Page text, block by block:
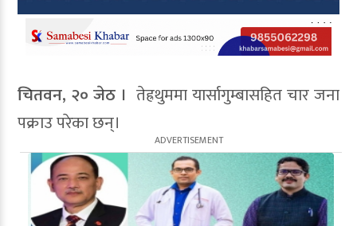
चितवन, २० जेठ । तेह्रथुममा यार्सागुम्बासहित चार जना
पक्राउ परेका छन्।